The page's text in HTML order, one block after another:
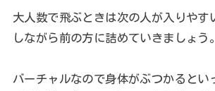
大人数で飛ぶときは次の人が入りやす
しながら前の方に詰めていきましょう。
バーチャルなので身体がぶつかるとい